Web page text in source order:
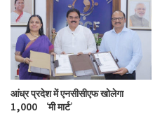
आंध्र प्रदेश में एनसीसीएफ खोलेगा
1,000 ‘मी मार्ट’